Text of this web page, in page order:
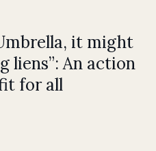
it might
liens”: An action
for all